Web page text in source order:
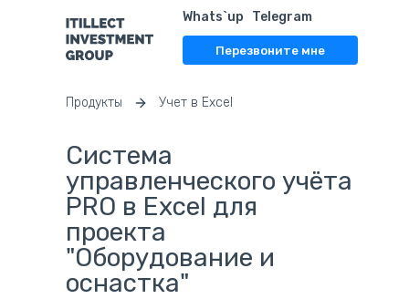
Whats`up Telegram
Перезвоните мне
Продукты Учет в Excel
Система
управленческого учёта
PRO в Excel для
проекта
"Оборудование и
оснастка"